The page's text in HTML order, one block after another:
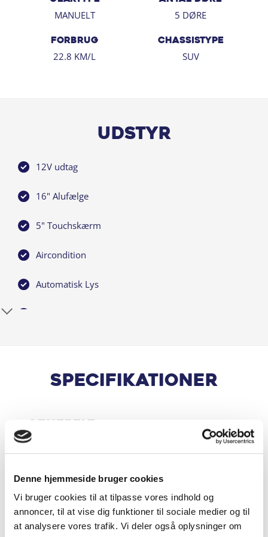
Denne hjemmeside bruger cookies
Vi bruger cookies til at tilpasse vores indhold og
annoncer, til at vise dig funktioner til sociale medier og til
at analysere vores trafik. Vi deler også oplysninger om
dages returret og gratis hjemmelevering ved onlinekøb!
MANUELT 5 DØRE
FORBRUG
22.8 KM/L
CHASSISTYPE
SUV
Udstyr
12V udtag
16" Alufælge
5" Touchskærm
Aircondition
Automatisk Lys
El-spejle
Tågelygter for/bag
Specifikationer
Motor & Ydelse
Økonomi